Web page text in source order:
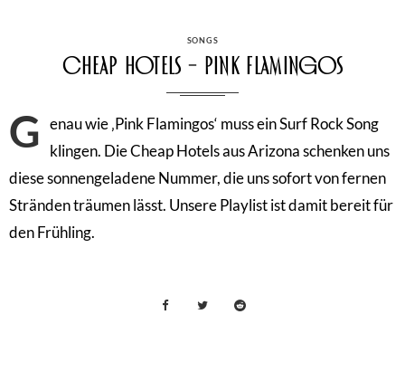
CATEGORIES
SONGS
Cheap Hotels – Pink Flamingos
G enau wie ‚Pink Flamingos‘ muss ein Surf Rock Song
klingen. Die Cheap Hotels aus Arizona schenken uns
diese sonnengeladene Nummer, die uns sofort von fernen
Stränden träumen lässt. Unsere Playlist ist damit bereit für
den Frühling.